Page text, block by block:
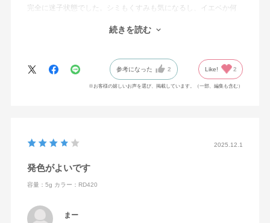
完全に迷子状態でした。シミもくすみも気になるし、イエベか何
ば…と口コミ見ながら思い切ってRD420購入。さっそく
続きを読む
参考になった 2 Like! 2
※お客様の嬉しいお声を選び、掲載しています。（一部、編集も含む）
2025.12.1
発色がよいです
容量：5g カラー：RD420
まー